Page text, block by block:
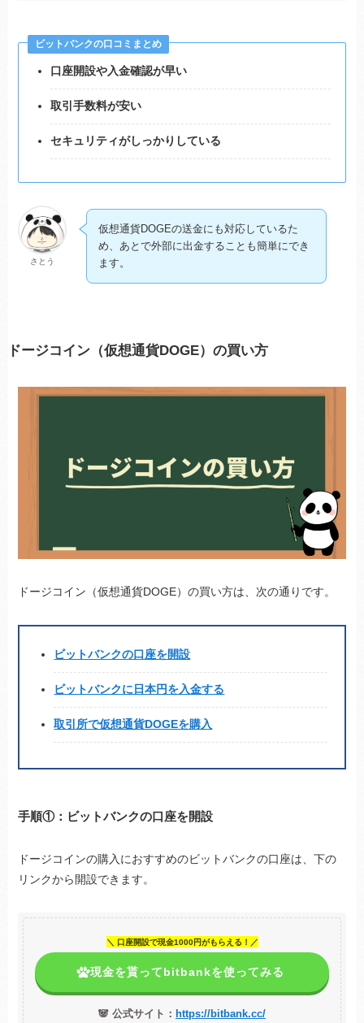
ビットバンクの口コミまとめ
口座開設や入金確認が早い
取引手数料が安い
セキュリティがしっかりしている
さとう
仮想通貨DOGEの送金にも対応しているた
め、あとで外部に出金することも簡単にでき
ます。
ドージコイン（仮想通貨DOGE）の買い方
ドージコイン（仮想通貨DOGE）の買い方は、次の通りです。
ビットバンクの口座を開設
ビットバンクに日本円を入金する
取引所で仮想通貨DOGEを購入
手順①：ビットバンクの口座を開設
ドージコインの購入におすすめのビットバンクの口座は、下の
リンクから開設できます。
＼ 口座開設で現金1000円がもらえる！／
現金を貰ってbitbankを使ってみる
🐼 公式サイト： https://bitbank.cc/